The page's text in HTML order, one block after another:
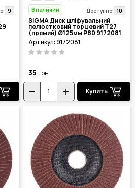
9 В наличии Доступно: 10
SIGMA Диск шліфувальний
пелюстковий торцевий Т27
(прямий) Ø125мм P80 9172081
Артикул: 9172081
35 грн
Купить